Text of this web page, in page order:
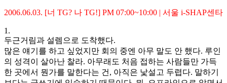
2006.06.03. [너 TG? 나 TG!] PM 07:00~10:00 | 서울 i-SHAP센타
1.
두근거림과 설렘으로 도착했다.
많은 얘기를 하고 싶었지만 회의 중엔 아무 말도 안 했다. 루인
의 성격이 살아난 찰라. 아무래도 처음 접하는 사람들만 가득
한 곳에서 뭔가를 말한다는 건, 아직은 낯설고 두렵다. 말하기